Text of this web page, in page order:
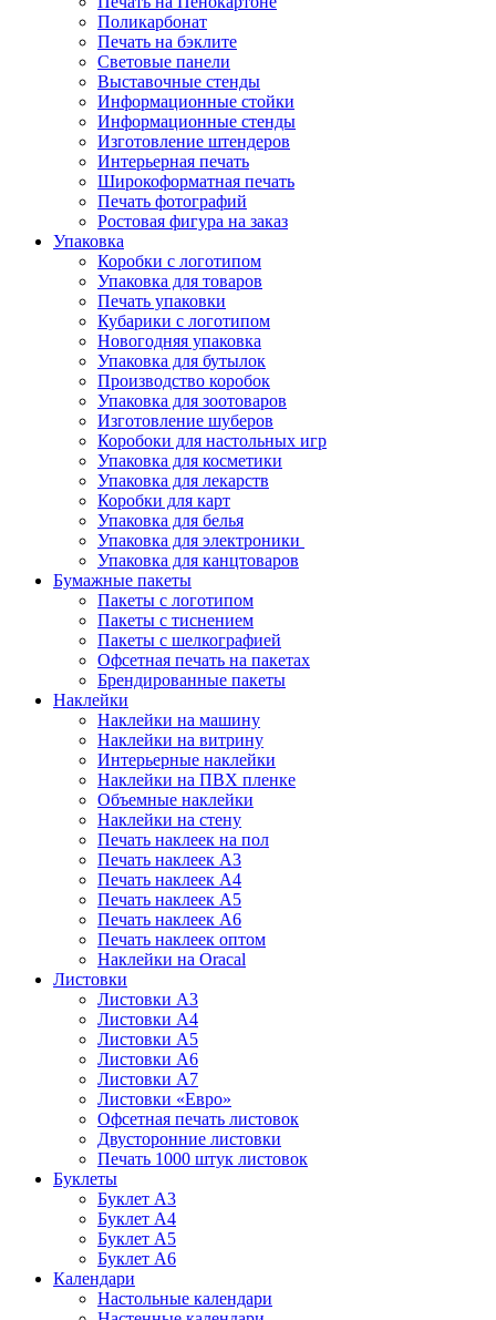
Поликарбонат
Печать на бэклите
Световые панели
Выставочные стенды
Информационные стойки
Информационные стенды
Изготовление штендеров
Интерьерная печать
Широкоформатная печать
Печать фотографий
Ростовая фигура на заказ
Упаковка
Коробки с логотипом
Упаковка для товаров
Печать упаковки
Кубарики с логотипом
Новогодняя упаковка
Упаковка для бутылок
Производство коробок
Упаковка для зоотоваров
Изготовление шуберов
Коробоки для настольных игр
Упаковка для косметики
Упаковка для лекарств
Коробки для карт
Упаковка для белья
Упаковка для электроники
Упаковка для канцтоваров
Бумажные пакеты
Пакеты с логотипом
Пакеты с тиснением
Пакеты с шелкографией
Офсетная печать на пакетах
Брендированные пакеты
Наклейки
Наклейки на машину
Наклейки на витрину
Интерьерные наклейки
Наклейки на ПВХ пленке
Объемные наклейки
Наклейки на стену
Печать наклеек на пол
Печать наклеек А3
Печать наклеек А4
Печать наклеек А5
Печать наклеек А6
Печать наклеек оптом
Наклейки на Oracal
Листовки
Листовки А3
Листовки А4
Листовки А5
Листовки А6
Листовки А7
Листовки «Евро»
Офсетная печать листовок
Двусторонние листовки
Печать 1000 штук листовок
Буклеты
Буклет А3
Буклет А4
Буклет А5
Буклет А6
Календари
Настольные календари